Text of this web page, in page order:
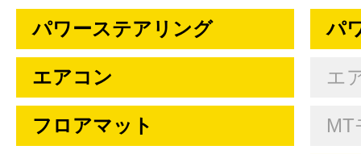
パワーステアリング パ
エアコン エ
フロアマット MT